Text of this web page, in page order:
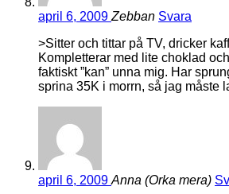
april 6, 2009 Zebban Svara
>Sitter och tittar på TV, dricker
Kompletterar med lite choklad
faktiskt ”kan” unna mig. Har
sprina 35K i morrn, så jag måste
april 6, 2009 Anna (Orka mera)